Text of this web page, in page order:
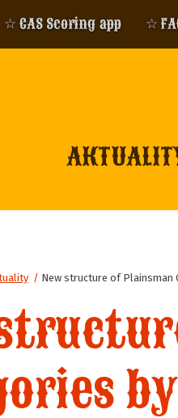
☆ CAS Scoring app ☆
/ New structure of Plainsman